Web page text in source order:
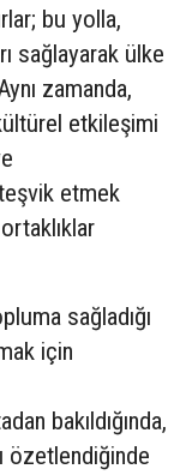
bu yolla,
sağlayarak ülke
zamanda,
etkileşimi
etmek
sağladığı
için
bakıldığında,
özetlendiğinde